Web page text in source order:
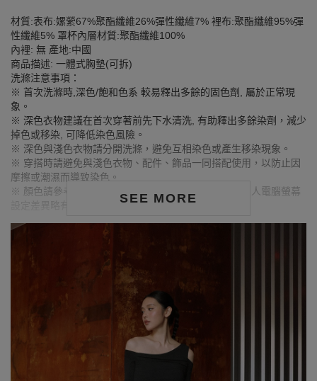
SEE MORE
材質:表布:嫘縈67%聚酯纖維26%彈性纖維7% 裡布:聚酯纖維95%彈
性纖維5% 罩杯內層材質:聚酯纖維100%
內裡: 無 產地:中國
商品描述: 一體式胸墊(可拆)
洗滌注意事項：
※ 首次洗滌時,深色/飽和色系 較易釋出多餘的固色劑, 屬於正常現
象。
※ 深色衣物建議在首次穿著前先下水清洗, 有助釋出多餘染劑，減少
掉色或移染, 可降低染色風險。
※ 深色與淺色衣物請分開洗滌，避免互相染色或產生移染現象。
※ 穿搭時請避免與淺色衣物、配件、飾品一同搭配使用，以防止因
摩擦或潮濕而導致染色。
※ 顏色請參考單品圖片較為接近，但因圖檔顏色會因個人電腦螢幕
設定差異略有不同，請以實際商品顏色為準。
MODEL資訊
身高163cm／胸圍Bust：79cm
腰圍Waist：63cm／臀圍hips：85cm
身高159cm／胸圍Bust：80cm
腰圍Waist：63.5cm／臀圍hips：85cm
試穿報告：模特兒穿著S號